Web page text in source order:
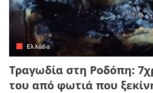
Ελλάδα
Τραγωδία στη Ροδόπη:
του από φωτιά που